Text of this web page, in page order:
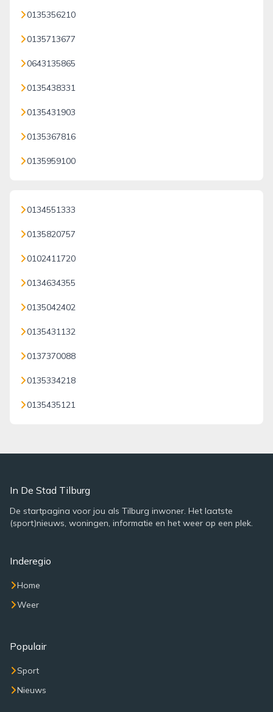
0135356210
0135713677
0643135865
0135438331
0135431903
0135367816
0135959100
0134551333
0135820757
0102411720
0134634355
0135042402
0135431132
0137370088
0135334218
0135435121
In De Stad Tilburg
De startpagina voor jou als Tilburg inwoner. Het laatste
(sport)nieuws, woningen, informatie en het weer op een plek.
Inderegio
Home
Weer
Populair
Sport
Nieuws